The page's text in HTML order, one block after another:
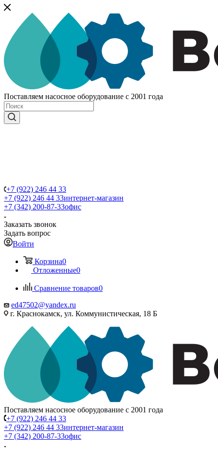
Поставляем насосное оборудование с 2001 года
+7 (922) 246 44 33
+7 (922) 246 44 33интернет-магазин
+7 (342) 200-87-33офис
Заказать звонок
Задать вопрос
Войти
Корзина0
Отложенные0
Сравнение товаров0
ed47502@yandex.ru
г. Краснокамск, ул. Коммунистическая, 18 Б
Поставляем насосное оборудование с 2001 года
+7 (922) 246 44 33
+7 (922) 246 44 33интернет-магазин
+7 (342) 200-87-33офис